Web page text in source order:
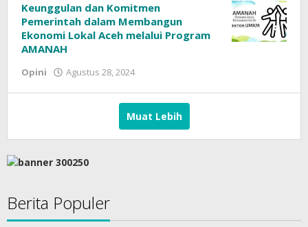
Keunggulan dan Komitmen
Pemerintah dalam Membangun
Ekonomi Lokal Aceh melalui Program
AMANAH
Opini Agustus 28, 2024
Muat Lebih
Berita Populer